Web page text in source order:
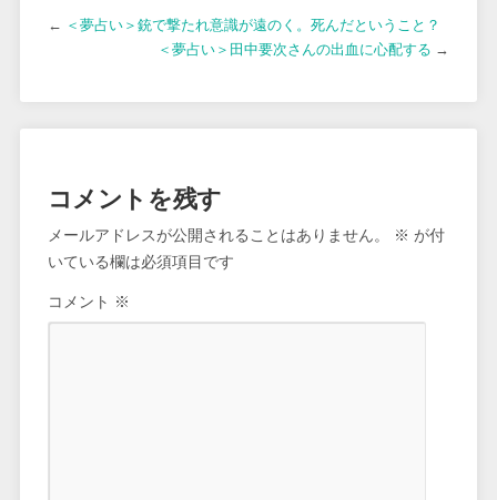
← ＜夢占い＞銃で撃たれ意識が遠のく。死んだということ？
＜夢占い＞田中要次さんの出血に心配する →
コメントを残す
メールアドレスが公開されることはありません。 ※ が付
いている欄は必須項目です
コメント ※